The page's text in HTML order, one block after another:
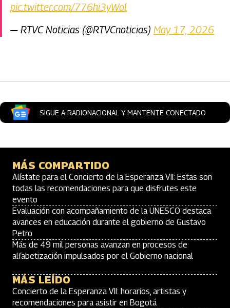
pic.twitter.com/776hi3yWol
— RTVC Noticias (@RTVCnoticias) May 17, 2026
SIGUE A RADIONACIONAL Y MANTENTE CONECTADO
MÁS COMPARTIDO
Alístate para el Concierto de la Esperanza VII: Estas son
todas las recomendaciones para que disfrutes este
evento
Evaluación con acompañamiento de la UNESCO destaca
avances en educación durante el gobierno de Gustavo
Petro
Más de 49 mil personas avanzan en procesos de
alfabetización impulsados por el Gobierno nacional
MÁS LEÍDO
Concierto de la Esperanza VII: horarios, artistas y
recomendaciones para asistir en Bogotá